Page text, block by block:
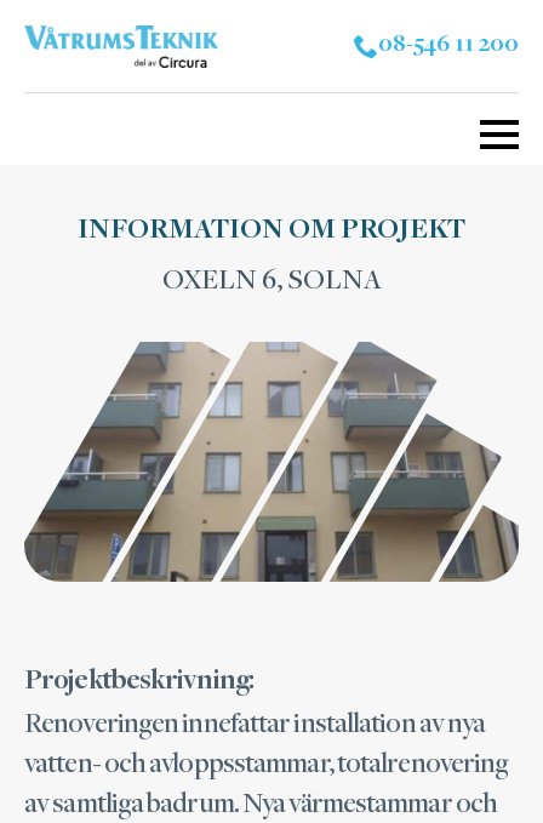
08-546 11 200
INFORMATION OM PROJEKT
OXELN 6, SOLNA
Projektbeskrivning:
Renoveringen innefattar installation av nya
vatten- och avloppsstammar, totalrenovering
av samtliga badrum. Nya värmestammar och